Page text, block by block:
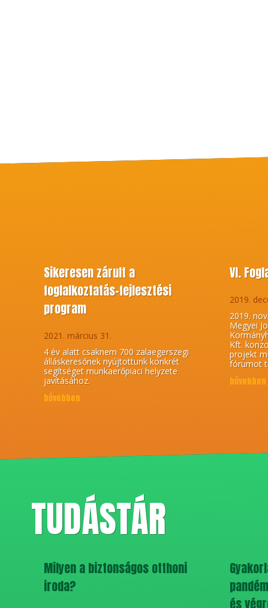
Sikeresen zárult a
foglalkoztatás-fejlesztési
program
2021. március 31.
4 év alatt csaknem 700 zalaegerszegi
álláskeresőnek nyújtottunk konkrét
segítséget munkaerőpiaci helyzete
javításához.
bővebben
VI.
2019.
2019.
Megyei
Kft.
projekt
fórumot
bővebben
TUDÁSTÁR
Milyen a biztonságos otthoni
iroda?
és